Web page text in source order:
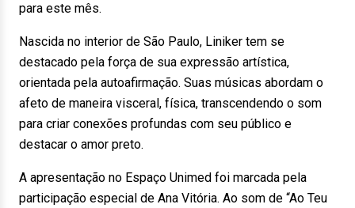
para este mês.
Nascida no interior de São Paulo, Liniker tem se
destacado pela força de sua expressão artística,
orientada pela autoafirmação. Suas músicas abordam o
afeto de maneira visceral, física, transcendendo o som
para criar conexões profundas com seu público e
destacar o amor preto.
A apresentação no Espaço Unimed foi marcada pela
participação especial de Ana Vitória. Ao som de “Ao Teu